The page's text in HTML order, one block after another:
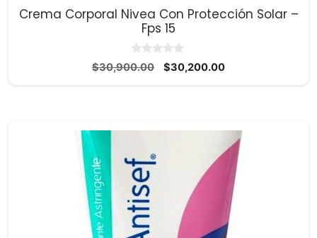
Crema Corporal Nivea Con Protección Solar –
Fps 15
0
d
$30,900.00
El
$30,200.00El